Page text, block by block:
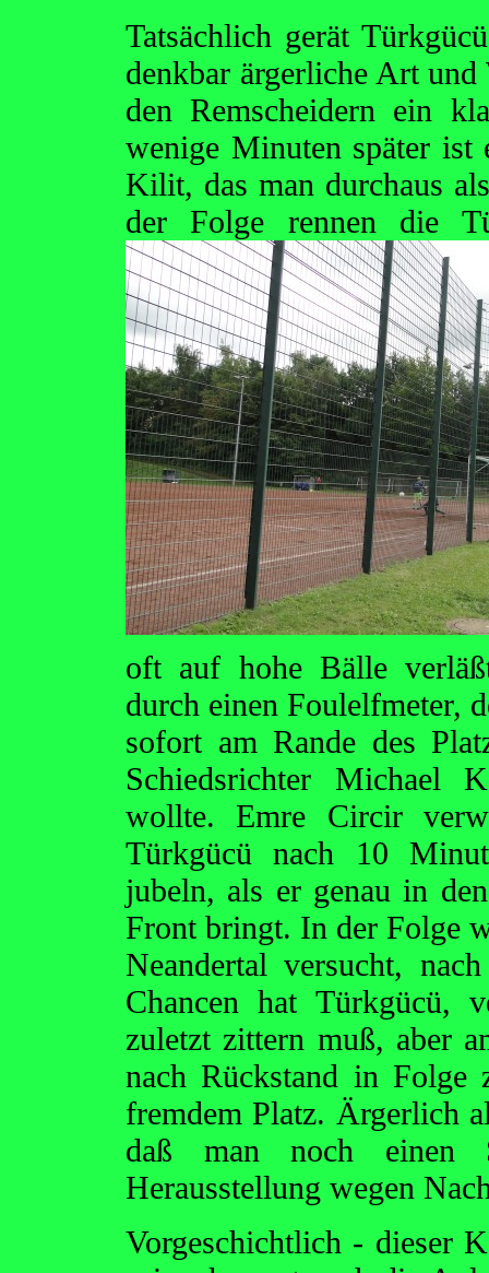
Tatsächlich gerät
denkbar ärgerliche Art
den Remscheidern ein
wenige Minuten später
Kilit, das man durchaus
der Folge rennen die
oft auf hohe Bälle
durch einen Foulelfmeter,
sofort am Rande des
Schiedsrichter Michael
wollte. Emre Circir
Türkgücü nach 10
jubeln, als er genau in
Front bringt. In der Folge
Neandertal versucht,
Chancen hat Türkgücü,
zuletzt zittern muß, aber
nach Rückstand in Folge
fremdem Platz. Ärgerlich
daß man noch einen
Herausstellung wegen
Vorgeschichtlich - dieser